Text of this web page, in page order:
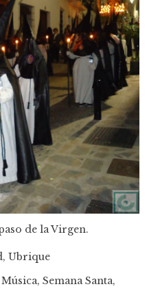
de la Virgen.
, Ubrique
Música, Semana Santa,